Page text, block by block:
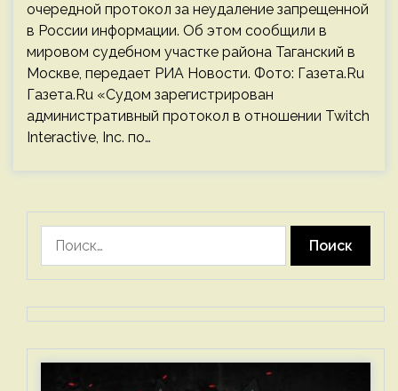
очередной протокол за неудаление запрещенной
в России информации. Об этом сообщили в
мировом судебном участке района Таганский в
Москве, передает РИА Новости. Фото: Газета.Ru
Газета.Ru «Судом зарегистрирован
административный протокол в отношении Twitch
Interactive, Inc. по…